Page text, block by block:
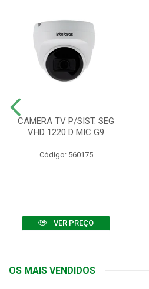
CAMERA TV P/SIST. SEG
VHD 1220 D MIC G9
Código: 560175
VER PREÇO
OS MAIS VENDIDOS